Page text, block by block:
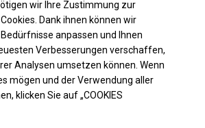
BESTSELLER
wir Ihre Zustimmung zur
Dank ihnen können wir
anpassen und Ihnen
Verbesserungen verschaffen,
Analysen umsetzen können. Wenn
mögen und der Verwendung aller
klicken Sie auf „COOKIES